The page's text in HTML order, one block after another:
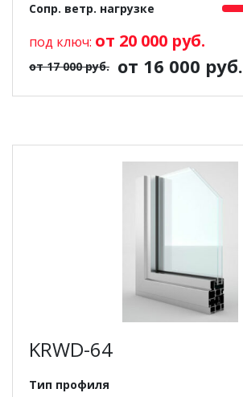
Сопр. ветр. нагрузке
под ключ: от 20 000 руб.
от 17 000 руб. от 16 000 руб.
KRWD-64
Тип профиля